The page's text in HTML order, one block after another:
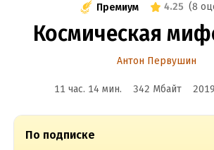
Премиум 4.25 (8
Космическая
Антон Первушин
11 час. 14 мин. 342 Мбайт 2019
По подписке